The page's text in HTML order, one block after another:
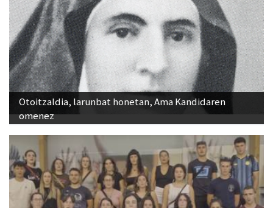
Otoitzaldia, larunbat honetan, Ama Kandidaren
omenez